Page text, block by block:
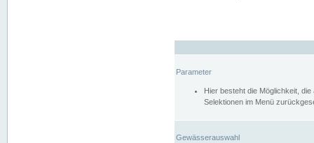
Parameter
Hier besteht die Möglichkeit,
Selektionen im Menü
Gewässerauswahl